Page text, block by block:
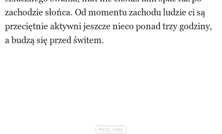
zachodzie słońca. Od momentu zachodu ludzie ci są
przeciętnie aktywni jeszcze nieco ponad trzy godziny,
a budzą się przed świtem.